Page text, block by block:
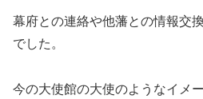
幕府との連絡や他藩との情報交
でした。
今の大使館の大使のようなイメ